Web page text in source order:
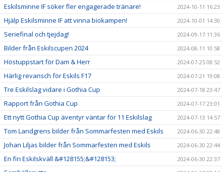
Eskilsminne IF söker fler engagerade tränare! 2024-10-11 16:23
Hjälp Eskilsminne IF att vinna biokampen! 2024-10-01 14:30
Seriefinal och tjejdag! 2024-09-17 11:36
Bilder från Eskilscupen 2024 2024-08-11 10:58
Höstuppstart för Dam & Herr 2024-07-25 08:52
Härlig revansch för Eskils F17 2024-07-21 19:08
Tre Eskilslag vidare i Gothia Cup 2024-07-18 23:47
Rapport från Gothia Cup 2024-07-17 23:01
Ett nytt Gothia Cup äventyr väntar för 11 Eskilslag 2024-07-13 14:57
Tom Landgrens bilder från Sommarfesten med Eskils 2024-06-30 22:48
Johan Liljas bilder från Sommarfesten med Eskils 2024-06-30 22:44
En fin Eskilskväll &#128155;&#128153; 2024-06-30 22:37